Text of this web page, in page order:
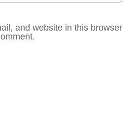
and website in this browser